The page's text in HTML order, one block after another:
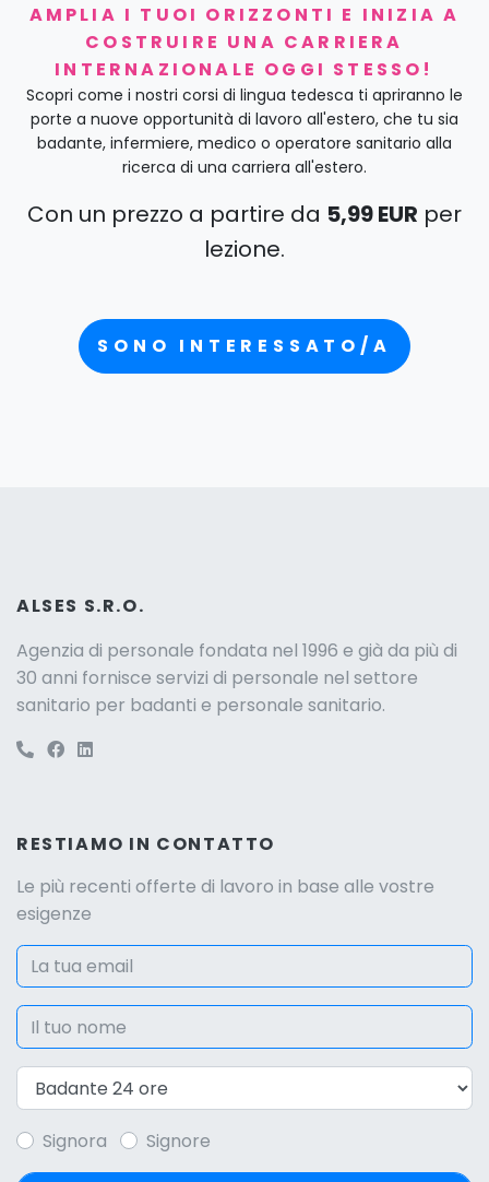
AMPLIA I TUOI ORIZZONTI E INIZIA A
COSTRUIRE UNA CARRIERA
INTERNAZIONALE OGGI STESSO!
Scopri come i nostri corsi di lingua tedesca ti apriranno le
porte a nuove opportunità di lavoro all'estero, che tu sia
badante, infermiere, medico o operatore sanitario alla
ricerca di una carriera all'estero.
Con un prezzo a partire da 5,99 EUR per
lezione.
SONO INTERESSATO/A
ALSES S.R.O.
Agenzia di personale fondata nel 1996 e già da più di
30 anni fornisce servizi di personale nel settore
sanitario per badanti e personale sanitario.
RESTIAMO IN CONTATTO
Le più recenti offerte di lavoro in base alle vostre
esigenze
Signora Signore